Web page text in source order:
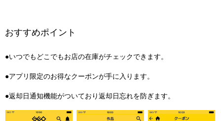
おすすめポイント
●いつでもどこでもお店の在庫がチェックできます。
●アプリ限定のお得なクーポンが手に入ります。
●返却日通知機能がついており返却日忘れを防ぎます。